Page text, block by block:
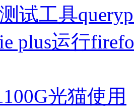
试工具
plus运行
光猫使用